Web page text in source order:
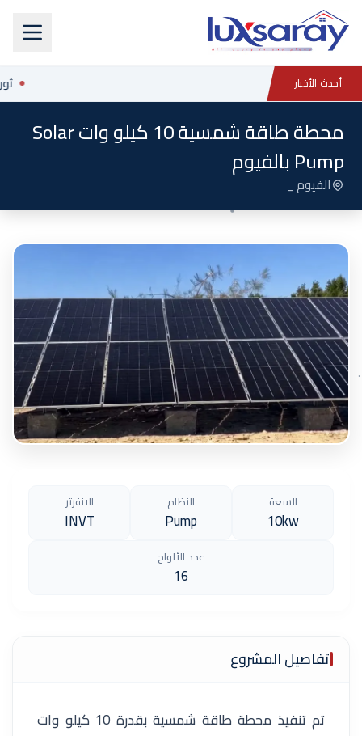
أحدث الأخبار
محطة طاقة شمسية 10 كيلو وات Solar
Pump بالفيوم
الفيوم _
السعة
10kw
النظام
Pump
الانفرتر
INVT
عدد الألواح
16
تفاصيل المشروع
تم تنفيذ محطة طاقة شمسية بقدرة 10 كيلو وات